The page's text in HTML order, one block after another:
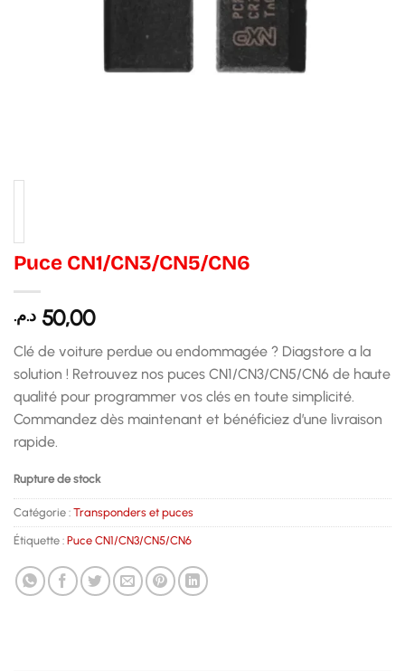
Puce CN1/CN3/CN5/CN6
50,00 د.م.
Clé de voiture perdue ou endommagée ? Diagstore a la
solution ! Retrouvez nos puces CN1/CN3/CN5/CN6 de haute
qualité pour programmer vos clés en toute simplicité.
Commandez dès maintenant et bénéficiez d’une livraison
rapide.
Rupture de stock
Catégorie : Transponders et puces
Étiquette : Puce CN1/CN3/CN5/CN6